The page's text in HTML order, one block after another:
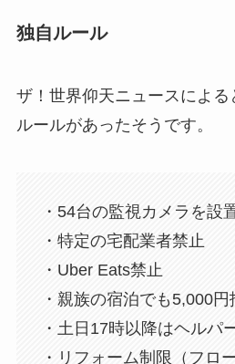
独自ルール
ザ！世界仰天ニュースによる
ルールがあったそうです。
・54台の監視カメラを設置
・特定の宅配業者禁止
・Uber Eats禁止
・親族の宿泊でも5,000円
・土日17時以降はヘルパ
・リフォーム制限（フロ